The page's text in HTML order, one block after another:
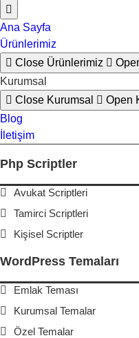
Ana Sayfa
Ürünlerimiz
Close Ürünlerimiz
Kurumsal
Close Kurumsal
Open
Blog
İletişim
Php Scriptler
Avukat Scriptleri
Tamirci Scriptleri
Kişisel Scriptler
WordPress Temaları
Emlak Teması
Kurumsal Temalar
Özel Temalar